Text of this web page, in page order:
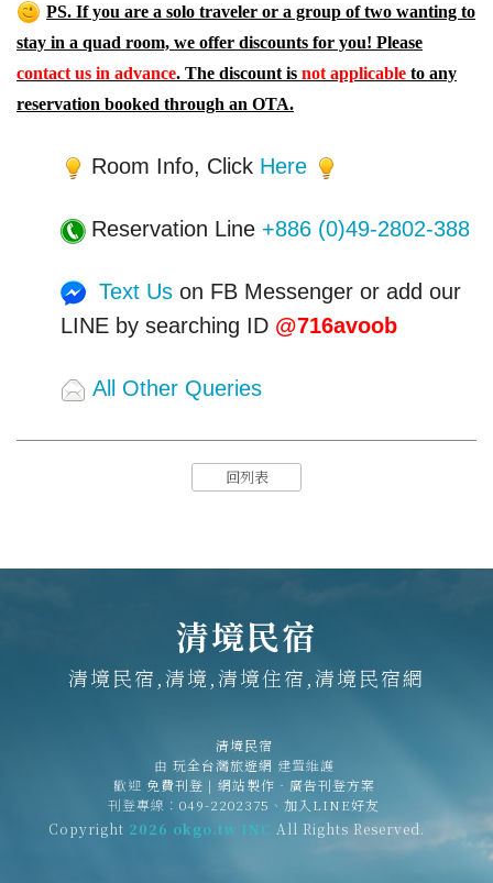
PS. If you are a solo traveler or a group of two wanting to
stay in a quad room, we offer discounts for you! Please
contact us in advance. The discount is not applicable to any
reservation booked through an OTA.
Room Info, Click Here
Reservation Line +886 (0)49-2802-388
Text Us on FB Messenger or add our
LINE by searching ID @716avoob
All Other Queries
回列表
清境民宿
清境民宿,清境,清境住宿,清境民宿網
清境民宿
由 玩全台灣旅遊網 建置維護
歡迎 免費刊登 | 網站製作‧廣告刊登方案
刊登專線： 049-2202375 、 加入LINE好友
Copyright 2026 okgo.tw INC All Rights Reserved.